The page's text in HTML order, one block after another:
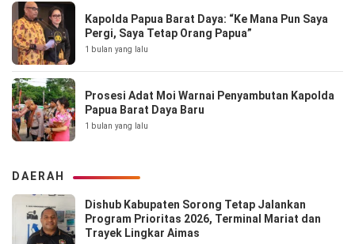
Kapolda Papua Barat Daya: “Ke Mana Pun Saya
Pergi, Saya Tetap Orang Papua”
1 bulan yang lalu
Prosesi Adat Moi Warnai Penyambutan Kapolda
Papua Barat Daya Baru
1 bulan yang lalu
DAERAH
Dishub Kabupaten Sorong Tetap Jalankan
Program Prioritas 2026, Terminal Mariat dan
Trayek Lingkar Aimas